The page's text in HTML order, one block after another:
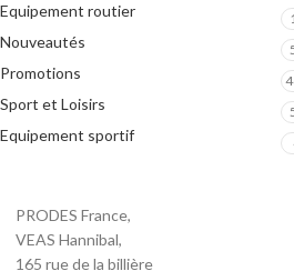
Equipement routier
Nouveautés
Promotions
Sport et Loisirs
Equipement sportif
PRODES France,
VEAS Hannibal,
165 rue de la billière